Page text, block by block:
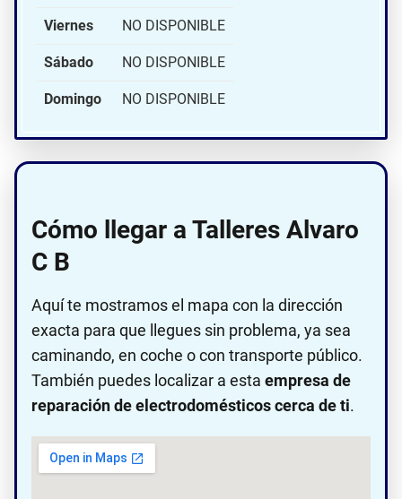
Viernes NO DISPONIBLE
Sábado NO DISPONIBLE
Domingo NO DISPONIBLE
Cómo llegar a Talleres Alvaro
C B
Aquí te mostramos el mapa con la dirección
exacta para que llegues sin problema, ya sea
caminando, en coche o con transporte público.
También puedes localizar a esta empresa de
reparación de electrodomésticos cerca de ti.